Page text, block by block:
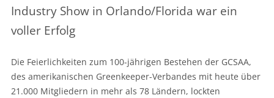
Industry Show in Orlando/Florida war ein
voller Erfolg
Die Feierlichkeiten zum 100-jährigen Bestehen der GCSAA,
des amerikanischen Greenkeeper-Verbandes mit heute über
21.000 Mitgliedern in mehr als 78 Ländern, lockten